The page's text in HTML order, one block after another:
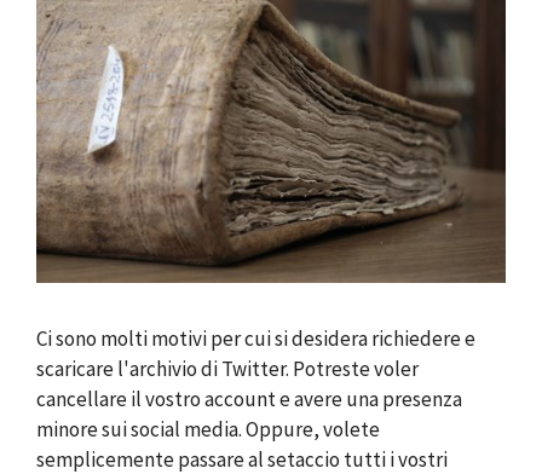
Ci sono molti motivi per cui si desidera richiedere e
scaricare l'archivio di Twitter. Potreste voler
cancellare il vostro account e avere una presenza
minore sui social media. Oppure, volete
semplicemente passare al setaccio tutti i vostri